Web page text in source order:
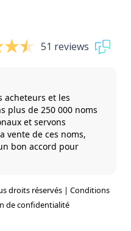
51 reviews
acheteurs et les
plus de 250 000 noms
et servons
vente de ces noms,
bon accord pour
droits réservés | Conditions
de confidentialité